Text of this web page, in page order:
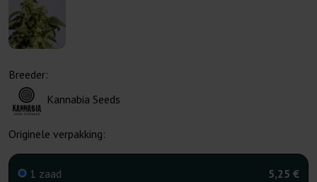
Breeder:
Kannabia Seeds
Originele verpakking:
1 zaad 5,25 €